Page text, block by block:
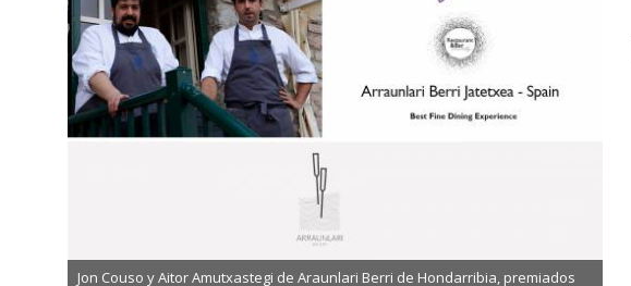
Jon Couso y Aitor Amutxastegi de Araunlari Berri de Hondarribia, premiados